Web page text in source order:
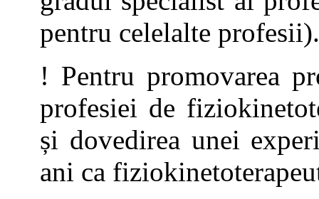
pentru celelalte profesii).
! Pentru promovarea
profesiei de
și dovedirea unei
ani ca